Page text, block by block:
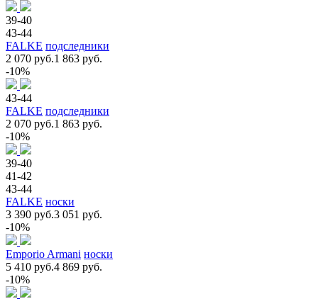
39-40
43-44
FALKE подследники
2 070 руб.1 863 руб.
-10%
43-44
FALKE подследники
2 070 руб.1 863 руб.
-10%
39-40
41-42
43-44
FALKE носки
3 390 руб.3 051 руб.
-10%
Emporio Armani носки
5 410 руб.4 869 руб.
-10%